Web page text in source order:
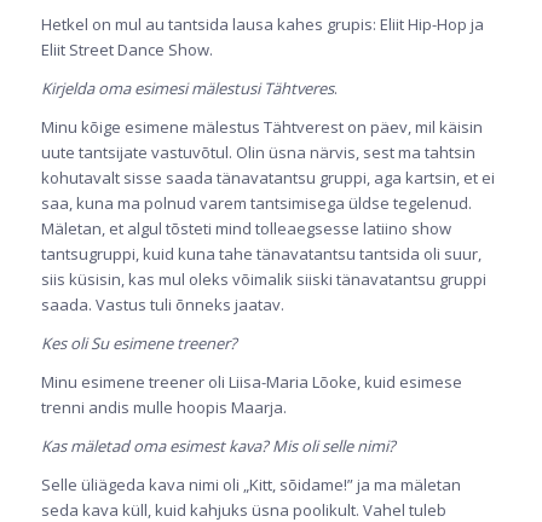
Hetkel on mul au tantsida lausa kahes grupis: Eliit Hip-Hop ja
Eliit Street Dance Show.
Kirjelda oma esimesi mälestusi Tähtveres.
Minu kõige esimene mälestus Tähtverest on päev, mil käisin
uute tantsijate vastuvõtul. Olin üsna närvis, sest ma tahtsin
kohutavalt sisse saada tänavatantsu gruppi, aga kartsin, et ei
saa, kuna ma polnud varem tantsimisega üldse tegelenud.
Mäletan, et algul tõsteti mind tolleaegsesse latiino show
tantsugruppi, kuid kuna tahe tänavatantsu tantsida oli suur,
siis küsisin, kas mul oleks võimalik siiski tänavatantsu gruppi
saada. Vastus tuli õnneks jaatav.
Kes oli Su esimene treener?
Minu esimene treener oli Liisa-Maria Lõoke, kuid esimese
trenni andis mulle hoopis Maarja.
Kas mäletad oma esimest kava? Mis oli selle nimi?
Selle üliägeda kava nimi oli „Kitt, sõidame!” ja ma mäletan
seda kava küll, kuid kahjuks üsna poolikult. Vahel tuleb